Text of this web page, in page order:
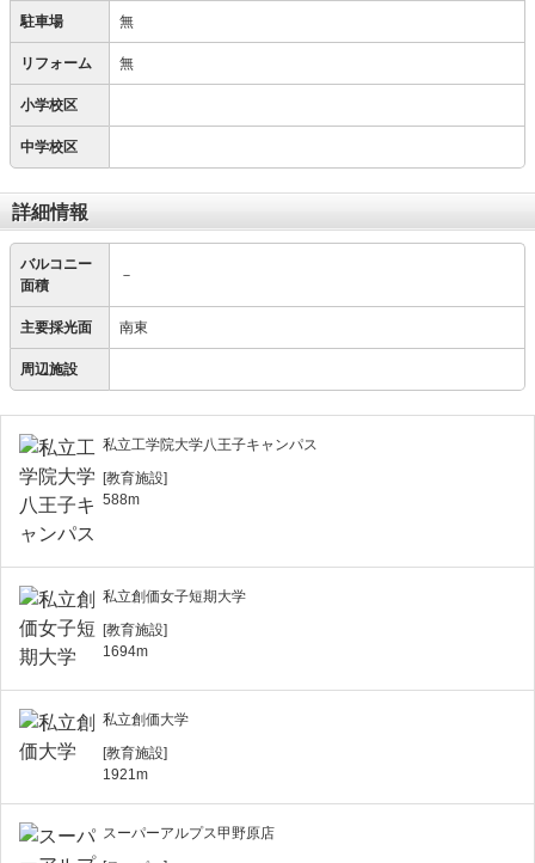
駐車場 無
リフォーム 無
小学校区
中学校区
詳細情報
バルコニー
面積
－
主要採光面 南東
周辺施設
私立工学院大学八王子キャンパス
[教育施設]
588m
私立創価女子短期大学
[教育施設]
1694m
私立創価大学
[教育施設]
1921m
スーパーアルプス甲野原店